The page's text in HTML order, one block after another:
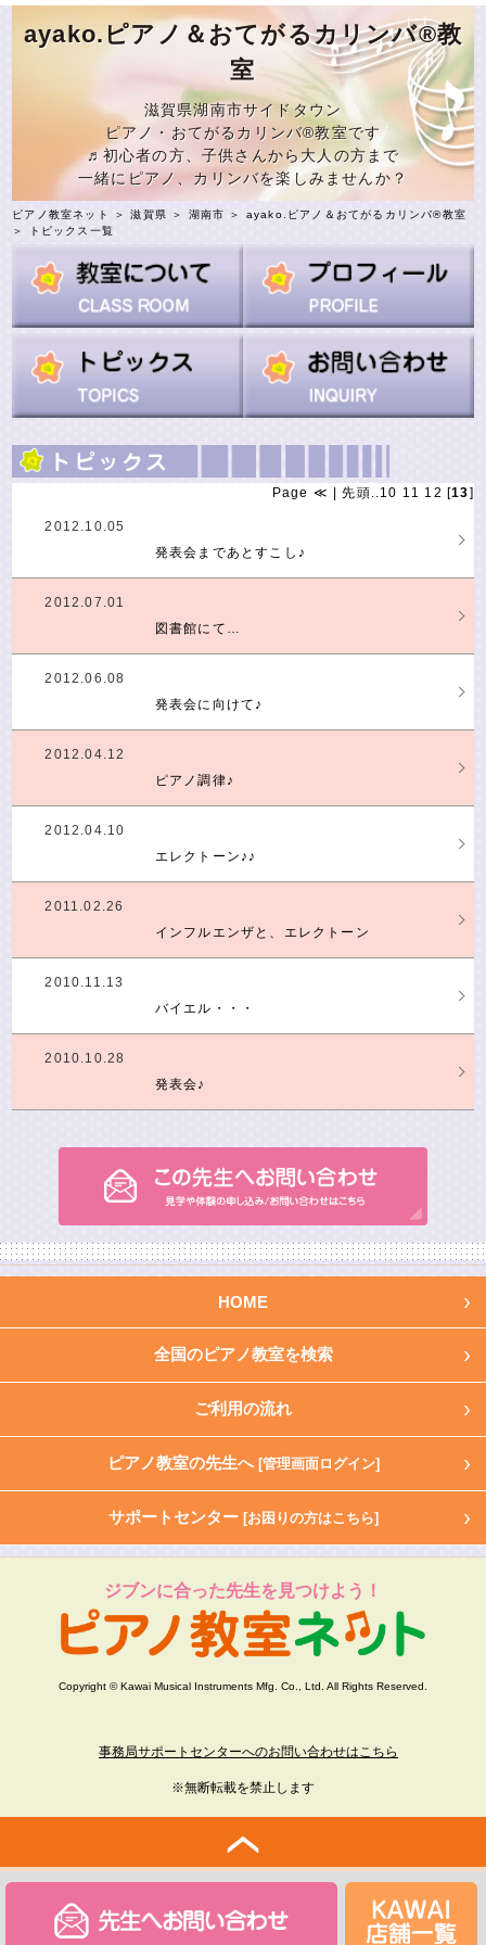
ayako.ピアノ＆おてがるカリンバ®教
室
滋賀県湖南市サイドタウン
ピアノ・おてがるカリンバ®教室です
♬初心者の方、子供さんから大人の方まで
一緒にピアノ、カリンバを楽しみませんか？
ピアノ教室ネット ＞滋賀県 ＞ 湖南市 ＞ ayako.ピアノ＆おてがるカリンバ®教室
＞ トピックス一覧
Page ≪ | 先頭 10 11 12 [13]
2012.10.05
発表会まであとすこし♪
2012.07.01
図書館にて…
2012.06.08
発表会に向けて♪
2012.04.12
ピアノ調律♪
2012.04.10
エレクトーン♪♪
2011.02.26
インフルエンザと、エレクトーン
2010.11.13
バイエル・・・
2010.10.28
発表会♪
HOME
全国のピアノ教室を検索
ご利用の流れ
ピアノ教室の先生へ [管理画面ログイン]
サポートセンター [お困りの方はこちら]
ジブンに合った先生を見つけよう！
Copyright © Kawai Musical Instruments Mfg. Co., Ltd. All Rights Reserved.
事務局サポートセンターへのお問い合わせはこちら
※無断転載を禁止します